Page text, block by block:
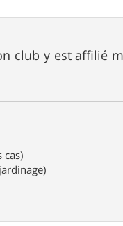
club y est
cas)